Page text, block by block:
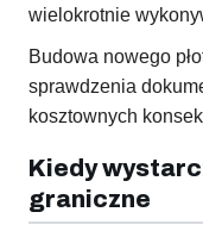
wielokrotnie
Budowa nowego
sprawdzenia
kosztownych
Kiedy
graniczne